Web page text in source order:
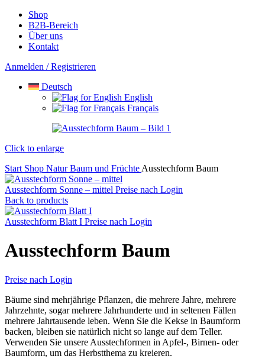
Shop
B2B-Bereich
Über uns
Kontakt
Anmelden / Registrieren
Deutsch
English
Français
Click to enlarge
Start Shop NaturBaum und Früchte Ausstechform Baum
Ausstechform Sonne – mittel Preise nach Login
Back to products
Ausstechform Blatt I Preise nach Login
Ausstechform Baum
Preise nach Login
Bäume sind mehrjährige Pflanzen, die mehrere Jahre, mehrere
Jahrzehnte, sogar mehrere Jahrhunderte und in seltenen Fällen
mehrere Jahrtausende leben. Wenn Sie die Kekse in Baumform
backen, bleiben sie natürlich nicht so lange auf dem Teller.
Verwenden Sie unsere Ausstechformen in Apfel-, Birnen- oder
Baumform, um das Herbstthema zu kreieren.